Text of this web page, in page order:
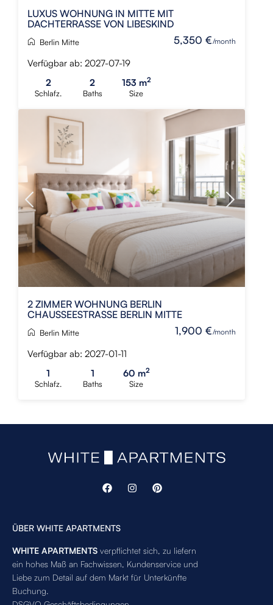
5,350 €/month
LUXUS WOHNUNG IN MITTE MIT
DACHTERRASSE VON LIBESKIND
Berlin Mitte
Verfügbar ab: 2027-07-19
2
Schlafz.
2
Baths
153 m2
Size
1,900 €/month
2 ZIMMER WOHNUNG BERLIN
CHAUSSEESTRASSE BERLIN MITTE
Berlin Mitte
Verfügbar ab: 2027-01-11
1
Schlafz.
1
Baths
60 m2
Size
ÜBER WHITE APARTMENTS
WHITE APARTMENTS verpflichtet sich, zu liefern
ein hohes Maß an Fachwissen, Kundenservice und
Liebe zum Detail auf dem Markt für Unterkünfte
Buchung.